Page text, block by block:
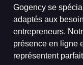
Gogency se
adaptés aux
entrepreneurs.
présence en ligne
représentent